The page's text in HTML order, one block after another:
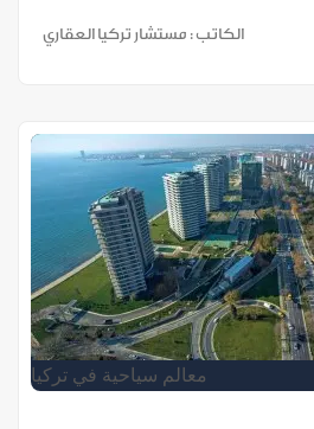
الكاتب : مستشار تركيا العقاري
معالم سياحية في تركيا